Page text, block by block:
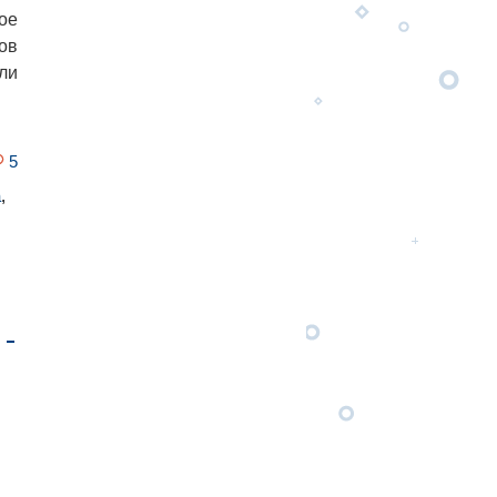
5
,